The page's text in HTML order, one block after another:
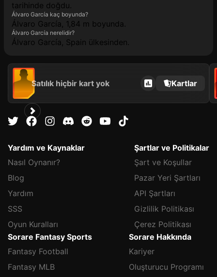
tarihinde doğdu.
Álvaro García kaç boyunda?
Álvaro García, 1,84 m boyunda.
Álvaro García nerelidir?
Álvaro García, Spain ülkesinden.
Satılık hiçbir kart yok Kartlar
Yardım ve Kaynaklar
Nasıl Oynanır?
Blog
Yardım
SSS
Oyun Kuralları
Şartlar ve Politikalar
Şart ve Koşullar
Pazar Yeri Şartları
API Şartları
Gizlilik Politikası
Çerez Politikası
Sorare Fantasy Sports
Fantasy Football
Fantasy MLB
Sorare Hakkında
Kariyer
Oluşturucu Programı